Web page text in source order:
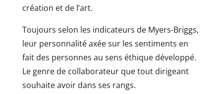
création et de l’art.
Toujours selon les indicateurs de Myers-Briggs,
leur personnalité axée sur les sentiments en
fait des personnes au sens éthique développé.
Le genre de collaborateur que tout dirigeant
souhaite avoir dans ses rangs.